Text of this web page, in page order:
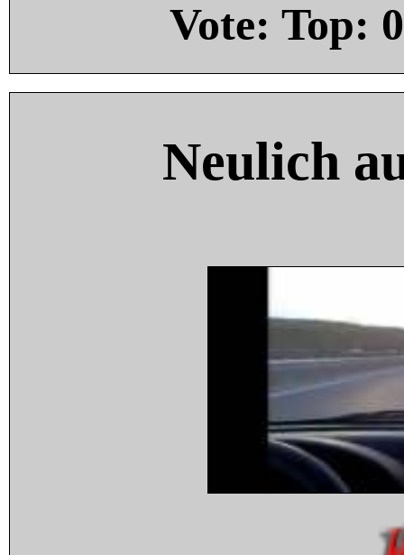
Vote: Top: 0
Neulich